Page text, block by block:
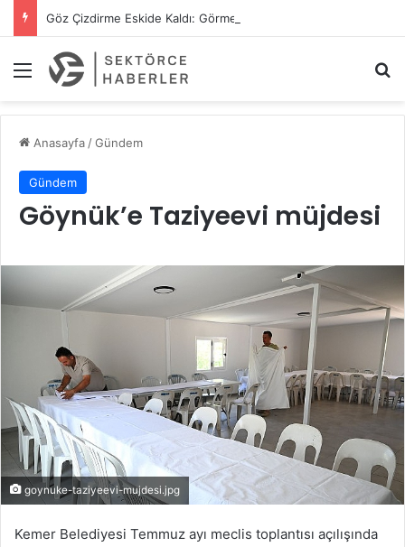
Menü
Anasayfa/Gündem
Gündem
Göynük’e Taziyeevi müjdesi
goynuke-taziyeevi-mujdesi.jpg
Kemer Belediyesi Temmuz ayı meclis toplantısı açılışında